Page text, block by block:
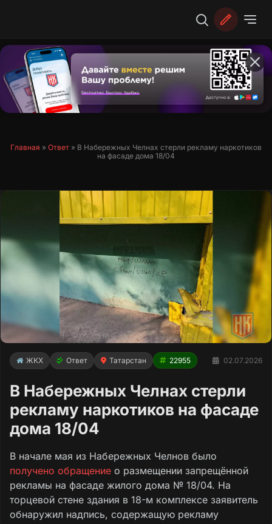
Главная » Ответ » В Набережных Челнах стерли рекламу наркотиков
на фасаде дома 18/04
ЖКХ Ответ Татарстан 22955 02.07.2026
В Набережных Челнах стерли
рекламу наркотиков на фасаде
дома 18/04
В начале мая из Набережных Челнов было
получено обращение о размещении запрещённой
рекламы на фасаде жилого дома № 18/04. На
торцевой стене здания в 18-м комплексе заявитель
обнаружил надпись, содержащую рекламу